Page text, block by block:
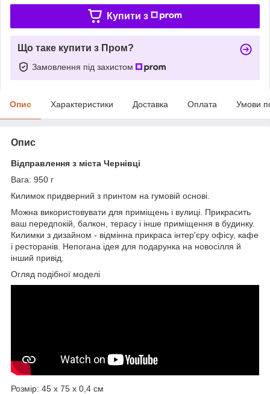
Купити з
Що таке купити з Пром?
Замовлення під захистом
Опис Характеристики Доставка Оплата Умови
Опис
Відправлення з міста Чернівці
Вага: 950 г
Килимок придверний з принтом на гумовій основі.
Можна використовувати для приміщень і вулиці. Прикрасить
ваш передпокій, балкон, терасу і інше приміщення в будинку.
Килимки з дизайном - відмінна прикраса інтер'єру офісу, кафе
і ресторанів. Непогана ідея для подарунка на новосілля й
інший привід.
Огляд подібної моделі
Розмір: 45 х 75 х 0,4 см